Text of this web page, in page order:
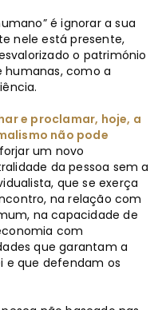
é ignorar a sua
nele está presente,
o património
humanas, como a
e proclamar, hoje, a
não pode
um novo
da pessoa sem a
que se exerça
na relação com
na capacidade de
com
que garantam a
e que defendam os